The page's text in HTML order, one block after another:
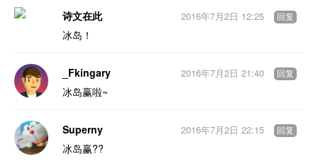
诗文在此
冰岛！
2016年7月2日 12:25 回复
_Fkingary
冰岛赢啦~
2016年7月2日 21:40 回复
Superny
冰岛赢??
2016年7月2日 22:15 回复